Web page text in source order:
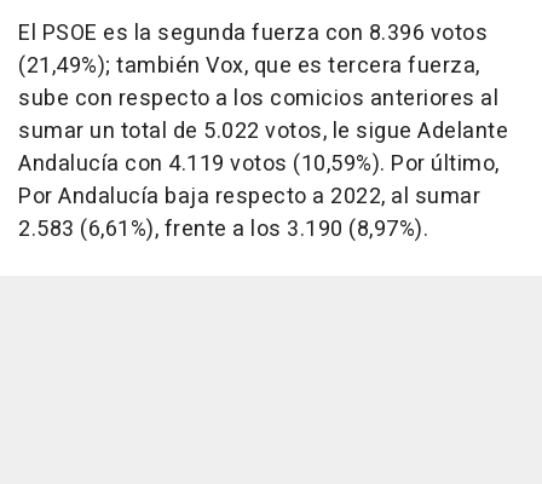
El PSOE es la segunda fuerza con 8.396 votos
(21,49%); también Vox, que es tercera fuerza,
sube con respecto a los comicios anteriores al
sumar un total de 5.022 votos, le sigue Adelante
Andalucía con 4.119 votos (10,59%). Por último,
Por Andalucía baja respecto a 2022, al sumar
2.583 (6,61%), frente a los 3.190 (8,97%).